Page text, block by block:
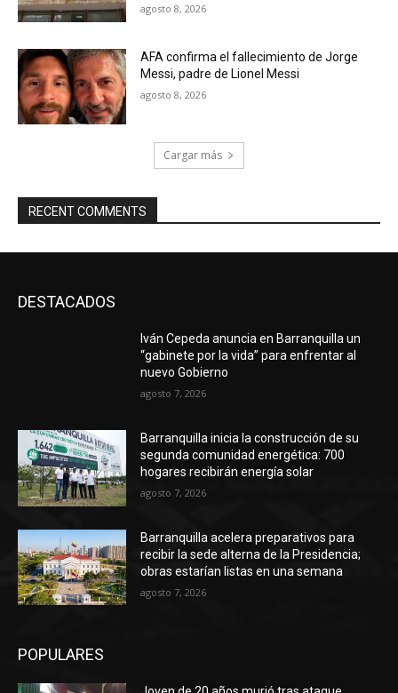
agosto 8, 2026
AFA confirma el fallecimiento de Jorge
Messi, padre de Lionel Messi
agosto 8, 2026
Cargar más
RECENT COMMENTS
DESTACADOS
Iván Cepeda anuncia en Barranquilla un
“gabinete por la vida” para enfrentar al
nuevo Gobierno
agosto 7, 2026
Barranquilla inicia la construcción de su
segunda comunidad energética: 700
hogares recibirán energía solar
agosto 7, 2026
Barranquilla acelera preparativos para
recibir la sede alterna de la Presidencia;
obras estarían listas en una semana
agosto 7, 2026
POPULARES